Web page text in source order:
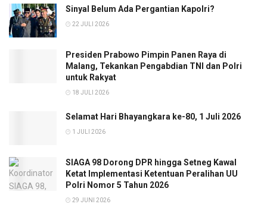
Sinyal Belum Ada Pergantian Kapolri?
22 JULI 2026
Presiden Prabowo Pimpin Panen Raya di
Malang, Tekankan Pengabdian TNI dan Polri
untuk Rakyat
18 JULI 2026
Selamat Hari Bhayangkara ke-80, 1 Juli 2026
1 JULI 2026
SIAGA 98 Dorong DPR hingga Setneg Kawal
Ketat Implementasi Ketentuan Peralihan UU
Polri Nomor 5 Tahun 2026
29 JUNI 2026